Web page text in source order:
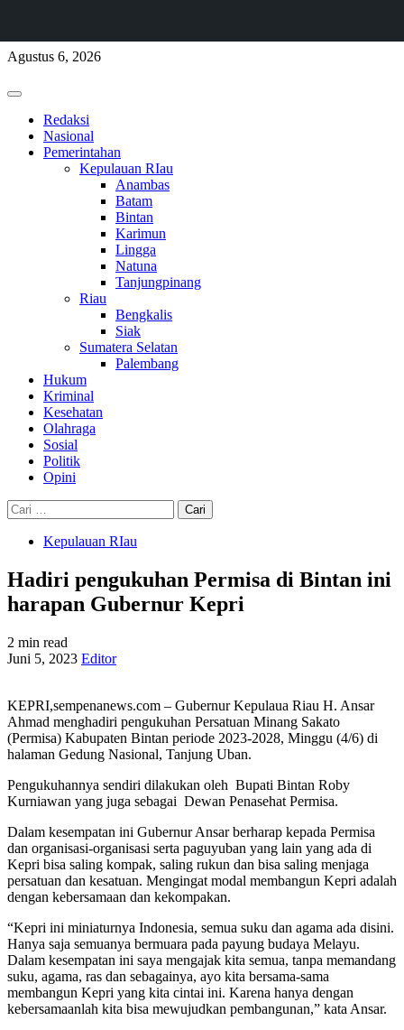
Skip
content
Agustus 6, 2026
Primary
Redaksi
Nasional
Pemerintahan
Kepulauan RIau
Anambas
Batam
Bintan
Karimun
Lingga
Natuna
Tanjungpinang
Riau
Bengkalis
Siak
Sumatera Selatan
Palembang
Hukum
Kriminal
Kesehatan
Olahraga
Sosial
Politik
Opini
Cari
untuk:
Kepulauan RIau
Hadiri pengukuhan Permisa di Bintan ini
harapan Gubernur Kepri
2 min read
Juni 5, 2023 Editor
KEPRI,sempenanews.com – Gubernur Kepulaua Riau H. Ansar
Ahmad menghadiri pengukuhan Persatuan Minang Sakato
(Permisa) Kabupaten Bintan periode 2023-2028, Minggu (4/6) di
halaman Gedung Nasional, Tanjung Uban.
Pengukuhannya sendiri dilakukan oleh Bupati Bintan Roby
Kurniawan yang juga sebagai Dewan Penasehat Permisa.
Dalam kesempatan ini Gubernur Ansar berharap kepada Permisa
dan organisasi-organisasi serta paguyuban yang lain yang ada di
Kepri bisa saling kompak, saling rukun dan bisa saling menjaga
persatuan dan kesatuan. Mengingat modal membangun Kepri adalah
dengan kebersamaan dan kekompakan.
“Kepri ini miniaturnya Indonesia, semua suku dan agama ada disini.
Hanya saja semuanya bermuara pada payung budaya Melayu.
Dalam kesempatan ini saya mengajak kita semua, tanpa memandang
suku, agama, ras dan sebagainya, ayo kita bersama-sama
membangun Kepri yang kita cintai ini. Karena hanya dengan
kebersamaanlah kita bisa mewujudkan pembangunan,” kata Ansar.